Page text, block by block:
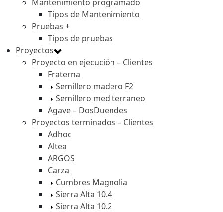
Mantenimiento programado
Tipos de Mantenimiento
Pruebas +
Tipos de pruebas
Proyectos
Proyecto en ejecución – Clientes
Fraterna
Semillero madero F2
Semillero mediterraneo
Agave – DosDuendes
Proyectos terminados – Clientes
Adhoc
Altea
ARGOS
Carza
Cumbres Magnolia
Sierra Alta 10.4
Sierra Alta 10.2